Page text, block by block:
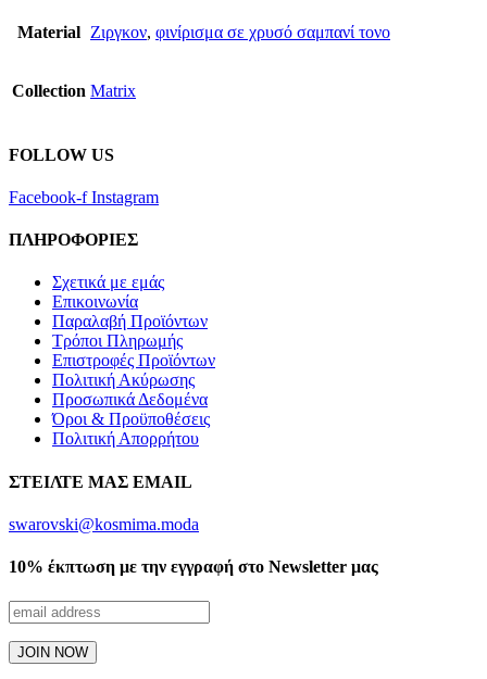
Material Ζιργκον, φινίρισμα σε χρυσό σαμπανί τονο
Collection Matrix
FOLLOW US
Facebook-f Instagram
ΠΛΗΡΟΦΟΡΙΕΣ
Σχετικά με εμάς
Επικοινωνία
Παραλαβή Προϊόντων
Τρόποι Πληρωμής
Επιστροφές Προϊόντων
Πολιτική Ακύρωσης
Προσωπικά Δεδομένα
Όροι & Προϋποθέσεις
Πολιτική Απορρήτου
ΣΤΕΙΛΤΕ ΜΑΣ EMAIL
swarovski@kosmima.moda
10% έκπτωση με την εγγραφή στο Newsletter μας